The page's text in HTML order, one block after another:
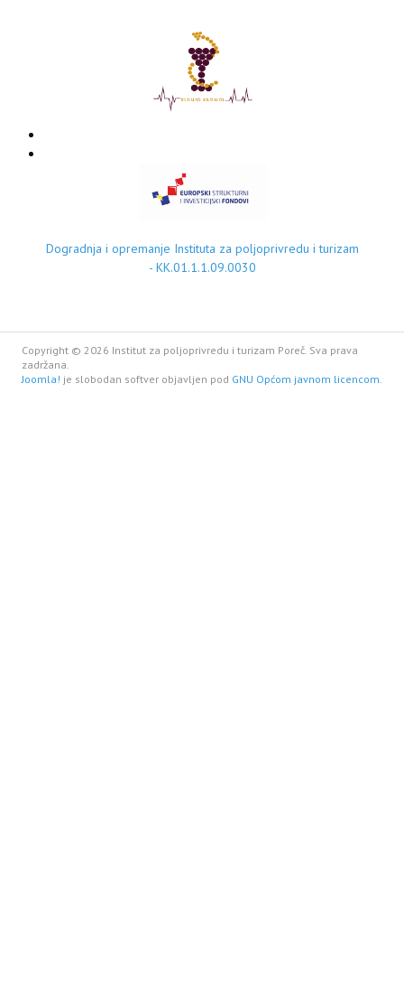
Dogradnja i opremanje Instituta za poljoprivredu i turizam
- KK.01.1.1.09.0030
Copyright © 2026 Institut za poljoprivredu i turizam Poreč. Sva prava
zadržana.
Joomla! je slobodan softver objavljen pod GNU Općom javnom licencom.